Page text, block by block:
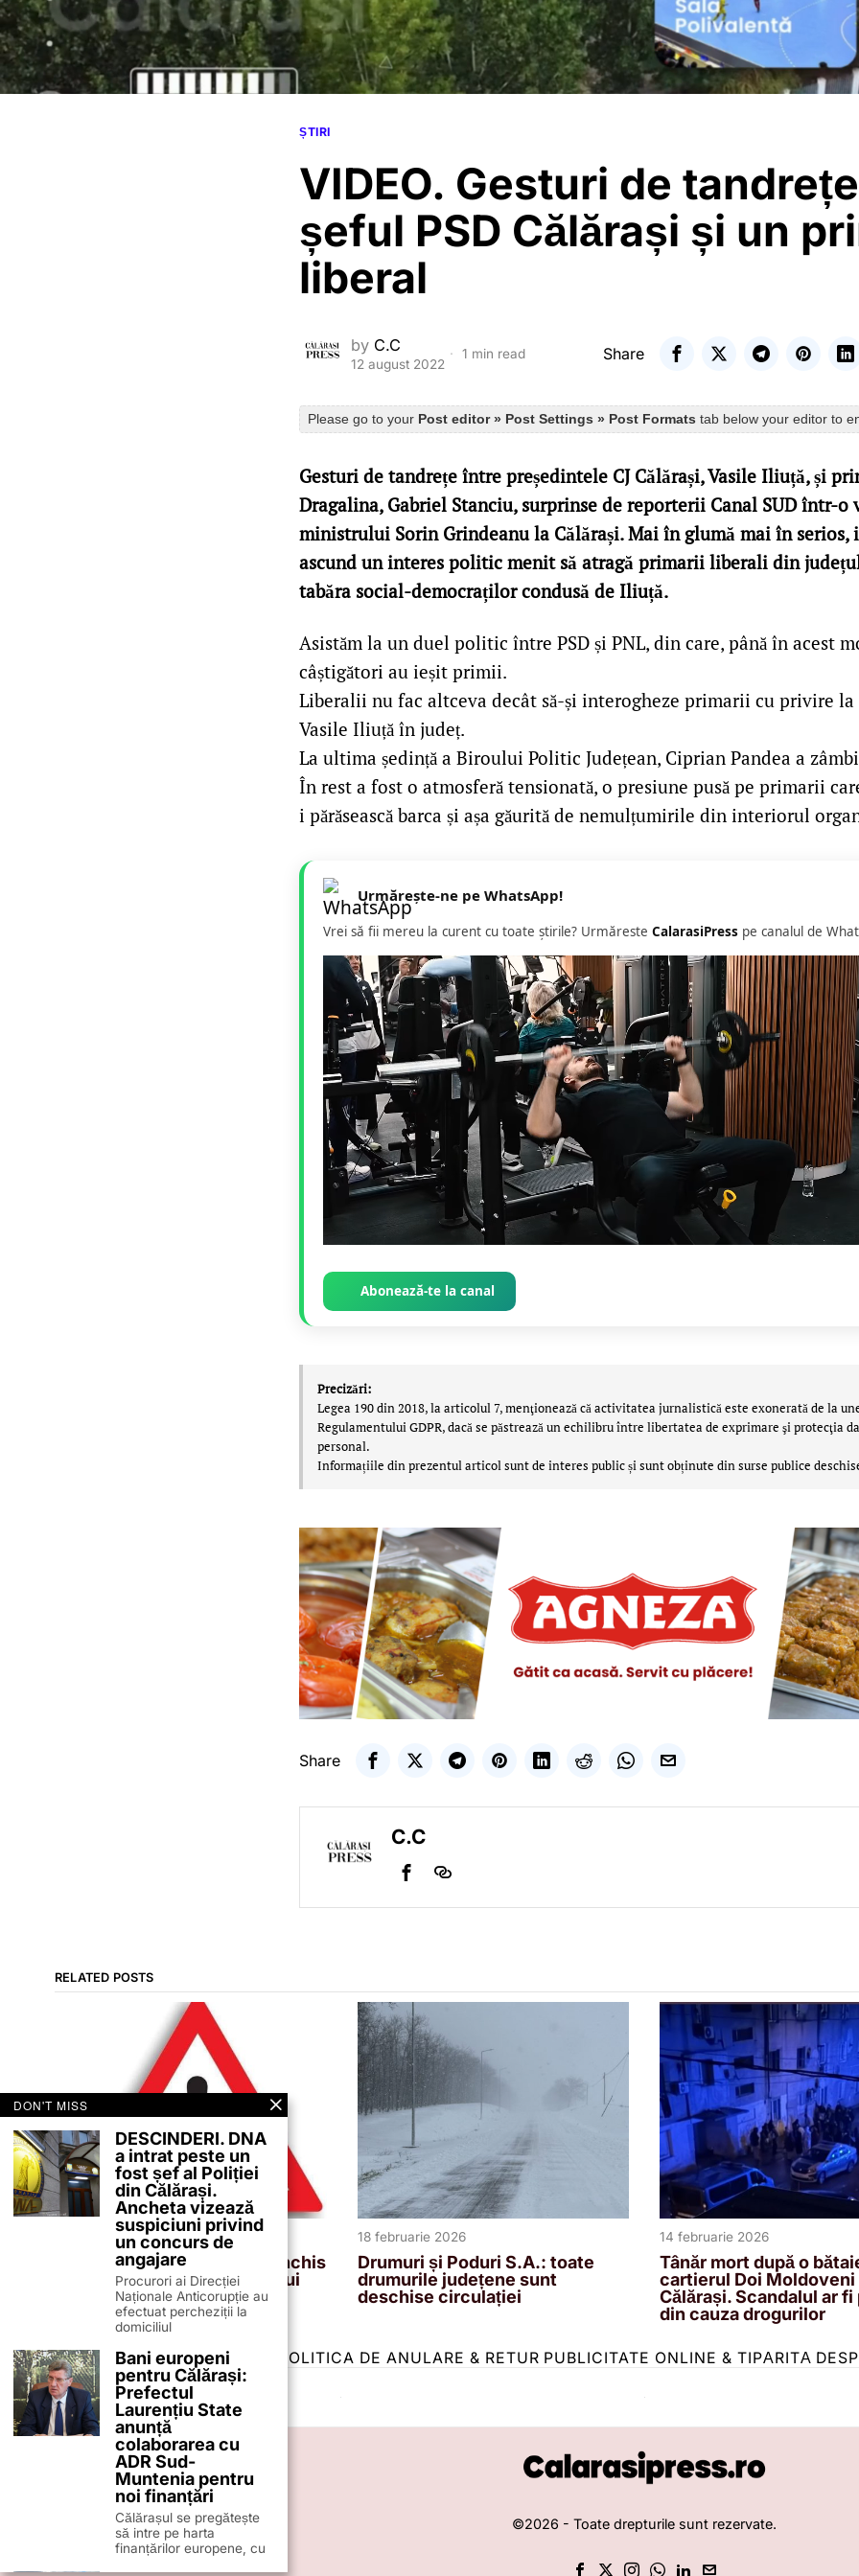
ȘTIRI
VIDEO. Gesturi de
șeful PSD Călărași și un
liberal
by C.C
12 august 2022
1 min read Share
Please go to your Post editor » Post Settings » Post Formats tab below your editor to
Gesturi de tandrețe între președintele CJ Călărași, Vasile Iliuță, și
Dragalina, Gabriel Stanciu, surprinse de reporterii Canal SUD într-o
ministrului Sorin Grindeanu la Călărași. Mai în glumă mai în serios,
ascund un interes politic menit să atragă primarii liberali din
tabăra social-democraților condusă de Iliuță.
Asistăm la un duel politic între PSD și PNL, din care, până în acest
câștigători au ieșit primii.
Liberalii nu fac altceva decât să-și interogheze primarii cu privire
Vasile Iliuță în județ.
La ultima ședință a Biroului Politic Județean, Ciprian Pandea a
În rest a fost o atmosferă tensionată, o presiune pusă pe primarii
i părăsească barca și așa găurită de nemulțumirile din interiorul
Urmărește-ne pe WhatsApp!
Vrei să fii mereu la curent cu toate știrile? Urmăreste CalarasiPress pe canalul de
Abonează-te la canal
Precizări:
Legea 190 din 2018, la articolul 7, menţionează că activitatea jurnalistică este exonerată de la
Regulamentului GDPR, dacă se păstrează un echilibru între libertatea de exprimare şi protecţia
personal.
Informațiile din prezentul articol sunt de interes public și sunt obținute din surse publice
Share
C.C
RELATED POSTS
20 februarie 2026
DJ403 Mânăstirea -Luica, închis
temporar din cauza viscolului
18 februarie 2026
Drumuri și Poduri S.A.: toate
drumurile județene sunt
deschise circulației
14 februarie 2026
Tânăr mort după o
cartierul Doi Moldoveni
Călărași. Scandalul ar
din cauza drogurilor
TERMENI ȘI CONDIȚII COOKIES POLITICA DE ANULARE & RETUR PUBLICITATE ONLINE & TIPĂRITĂ
©2026 - Toate drepturile sunt rezervate.
DON'T MISS
DESCINDERI. DNA
a intrat peste un
fost șef al Poliției
din Călărași.
Ancheta vizează
suspiciuni privind
un concurs de
angajare
Procurori ai Direcției
Naționale Anticorupție au
efectuat percheziții la
domiciliul
Bani europeni
pentru Călărași:
Prefectul
Laurențiu State
anunță
colaborarea cu
ADR Sud-
Muntenia pentru
noi finanțări
Călărașul se pregătește
să intre pe harta
finanțărilor europene, cu